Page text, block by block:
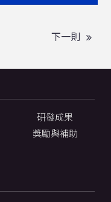
下一則
研發成果
獎勵與補助